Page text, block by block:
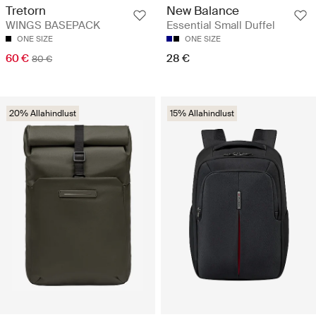
Tretorn
WINGS BASEPACK
ONE SIZE
60 € 80 €
New Balance
Essential Small Duffel
ONE SIZE
28 €
20% Allahindlust 15% Allahindlust